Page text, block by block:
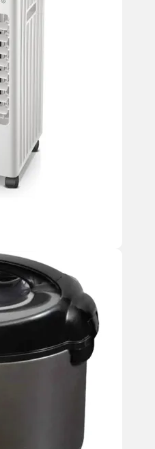
• Multifungsi
Selain untuk menggoreng, Air
fryer juga bisa digunakan
untuk memanggang dan
Anda bisa meninggalkannya
sambil mengerjakan
pekerjaan lain tanpa takut
makanan gosong, karena
banyak waktu di dapur.